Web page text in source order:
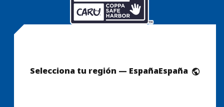
Selecciona tu región — EspañaEspaña